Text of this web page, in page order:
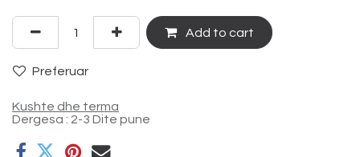
Add to cart
Preferuar
Kushte dhe terma
Dergesa : 2-3 Dite pune